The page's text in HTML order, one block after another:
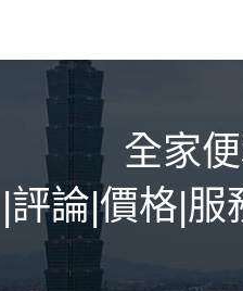
全家
評論|價格|服